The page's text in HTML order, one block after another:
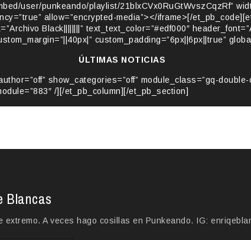
user/punkeando/playlist/21blxCVx0RuGtWvszCqzRf”
allow=”encrypted-media”></iframe>[/
Black||||||||” text_text_color=”#edf000″
custom_padding=”6px||6px||true”
ÚLTIMAS NOTICIAS
show_categories=”off” module_class=”gq-double-
/][/et_pb_column][/et_pb_section]
Blancas
extremo. A veces hago cosillas en Punkeando. IG: